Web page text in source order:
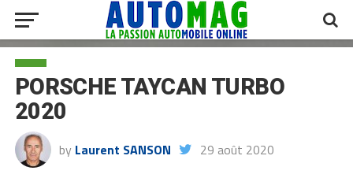
PORSCHE TAYCAN TURBO
2020
by Laurent SANSON 29 août 2020